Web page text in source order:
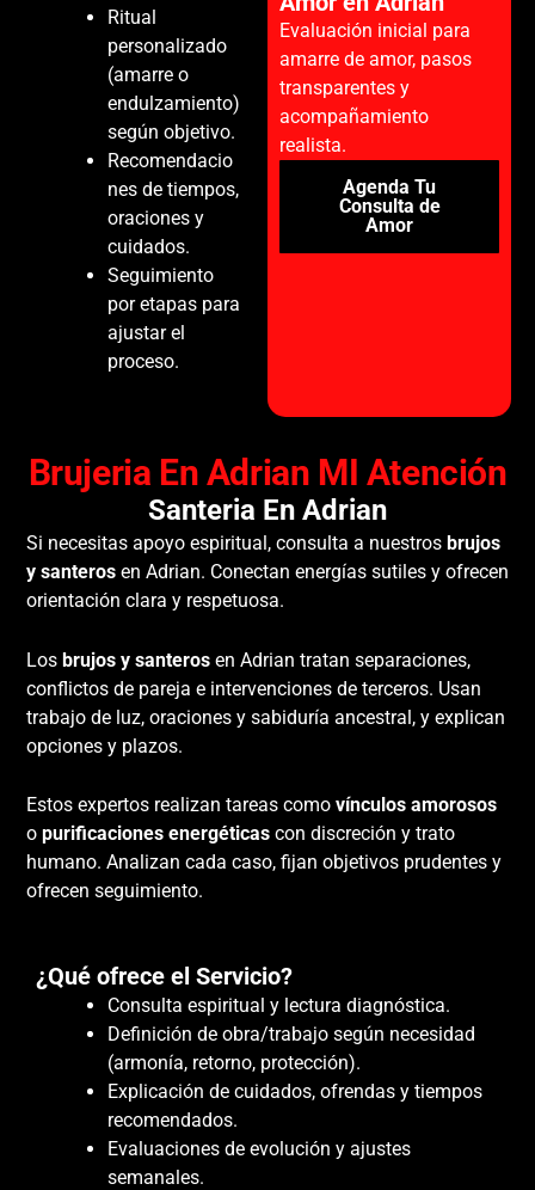
Ritual
personalizado
(amarre o
endulzamiento)
según objetivo.
Recomendacio
nes de tiempos,
oraciones y
cuidados.
Seguimiento
por etapas para
ajustar el
proceso.
Evaluación inicial para
amarre de amor, pasos
transparentes y
acompañamiento
realista.
Agenda Tu
Consulta de
Amor
Brujeria En Adrian MI Atención
Santeria En Adrian
Si necesitas apoyo espiritual, consulta a nuestros brujos
y santeros en Adrian. Conectan energías sutiles y ofrecen
orientación clara y respetuosa.
Los brujos y santeros en Adrian tratan separaciones,
conflictos de pareja e intervenciones de terceros. Usan
trabajo de luz, oraciones y sabiduría ancestral, y explican
opciones y plazos.
Estos expertos realizan tareas como vínculos amorosos
o purificaciones energéticas con discreción y trato
humano. Analizan cada caso, fijan objetivos prudentes y
ofrecen seguimiento.
¿Qué ofrece el Servicio?
Consulta espiritual y lectura diagnóstica.
Definición de obra/trabajo según necesidad
(armonía, retorno, protección).
Explicación de cuidados, ofrendas y tiempos
recomendados.
Evaluaciones de evolución y ajustes
semanales.